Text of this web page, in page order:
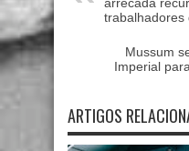
arrecada
trabalhadores
Mussum
Imperial
ARTIGOS